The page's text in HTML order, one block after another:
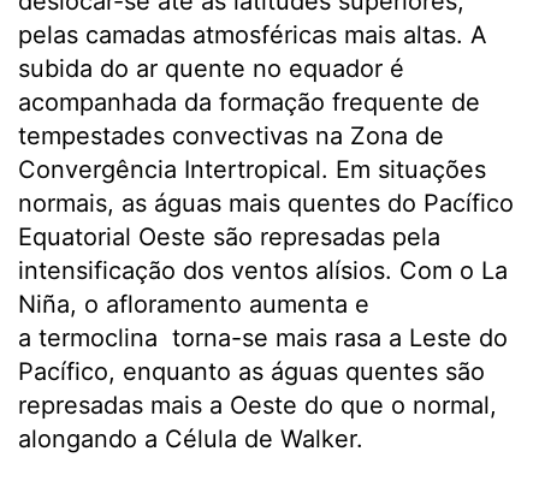
pelas camadas atmosféricas mais altas. A
subida do ar quente no equador é
acompanhada da formação frequente de
tempestades convectivas na Zona de
Convergência Intertropical. Em situações
normais, as águas mais quentes do Pacífico
Equatorial Oeste são represadas pela
intensificação dos ventos alísios. Com o La
Niña, o afloramento aumenta e
a termoclina torna-se mais rasa a Leste do
Pacífico, enquanto as águas quentes são
represadas mais a Oeste do que o normal,
alongando a Célula de Walker.